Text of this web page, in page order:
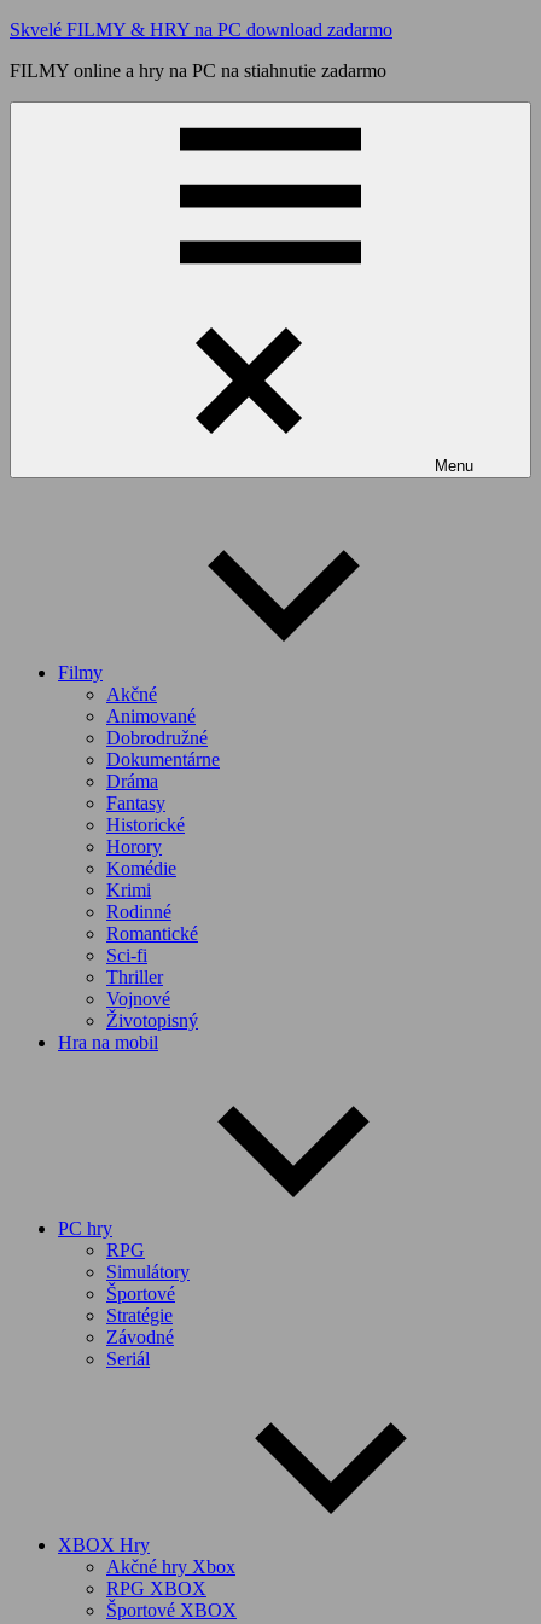
Skip
content
Skvelé FILMY & HRY na PC download zadarmo
FILMY online a hry na PC na stiahnutie zadarmo
Menu
Filmy
Akčné
Animované
Dobrodružné
Dokumentárne
Dráma
Fantasy
Historické
Horory
Komédie
Krimi
Rodinné
Romantické
Sci-fi
Thriller
Vojnové
Životopisný
Hra na mobil
PC hry
RPG
Simulátory
Športové
Stratégie
Závodné
Seriál
XBOX Hry
Akčné hry Xbox
RPG XBOX
Športové XBOX